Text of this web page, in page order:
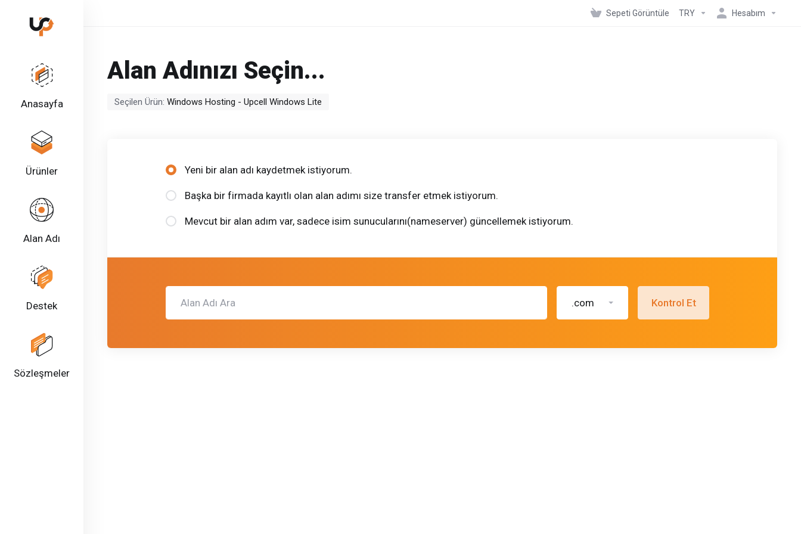
Anasayfa
Ürünler
Alan Adı
Destek
Sözleşmeler
Sepeti Görüntüle TRY Hesabım
Alan Adınızı Seçin...
Seçilen Ürün: Windows Hosting - Upcell Windows Lite
Yeni bir alan adı kaydetmek istiyorum.
Başka bir firmada kayıtlı olan alan adımı size transfer etmek istiyorum.
Mevcut bir alan adım var, sadece isim sunucularını(nameserver) güncellemek istiyorum.
.com Kontrol Et